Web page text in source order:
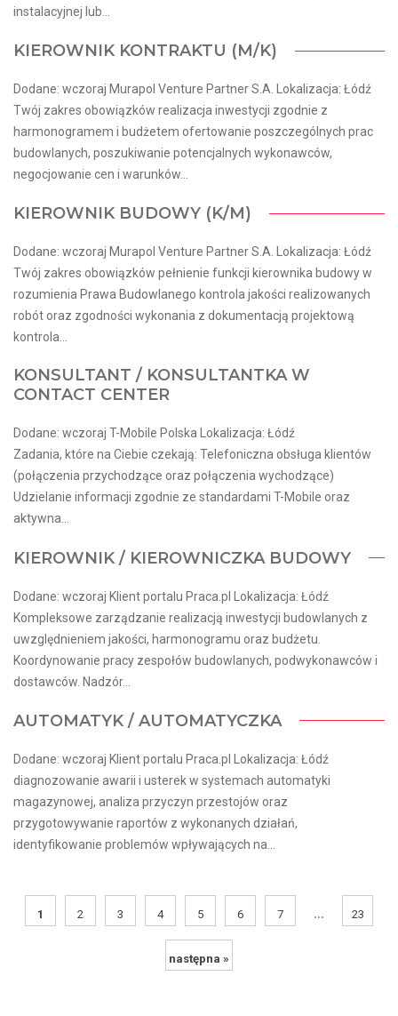
instalacyjnej lub...
KIEROWNIK KONTRAKTU (M/K)
Dodane: wczoraj Murapol Venture Partner S.A. Lokalizacja: Łódź
Twój zakres obowiązków realizacja inwestycji zgodnie z
harmonogramem i budżetem ofertowanie poszczególnych prac
budowlanych, poszukiwanie potencjalnych wykonawców,
negocjowanie cen i warunków...
KIEROWNIK BUDOWY (K/M)
Dodane: wczoraj Murapol Venture Partner S.A. Lokalizacja: Łódź
Twój zakres obowiązków pełnienie funkcji kierownika budowy w
rozumienia Prawa Budowlanego kontrola jakości realizowanych
robót oraz zgodności wykonania z dokumentacją projektową
kontrola...
KONSULTANT / KONSULTANTKA W
CONTACT CENTER
Dodane: wczoraj T-Mobile Polska Lokalizacja: Łódź
Zadania, które na Ciebie czekają: Telefoniczna obsługa klientów
(połączenia przychodzące oraz połączenia wychodzące)
Udzielanie informacji zgodnie ze standardami T-Mobile oraz
aktywna...
KIEROWNIK / KIEROWNICZKA BUDOWY
Dodane: wczoraj Klient portalu Praca.pl Lokalizacja: Łódź
Kompleksowe zarządzanie realizacją inwestycji budowlanych z
uwzględnieniem jakości, harmonogramu oraz budżetu.
Koordynowanie pracy zespołów budowlanych, podwykonawców i
dostawców. Nadzór...
AUTOMATYK / AUTOMATYCZKA
Dodane: wczoraj Klient portalu Praca.pl Lokalizacja: Łódź
diagnozowanie awarii i usterek w systemach automatyki
magazynowej, analiza przyczyn przestojów oraz
przygotowywanie raportów z wykonanych działań,
identyfikowanie problemów wpływających na...
1 2 3 4 5 6 7 ... 23
następna »